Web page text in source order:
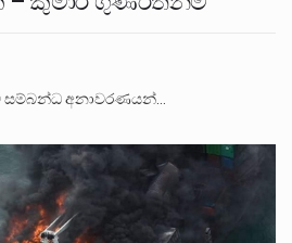
අනාවරණයන්…